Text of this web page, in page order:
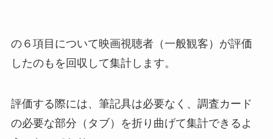
の６項目について映画視聴者（一般観客）が評価
したのもを回収して集計します。
評価する際には、筆記具は必要なく、調査カード
の必要な部分（タブ）を折り曲げて集計できるよ